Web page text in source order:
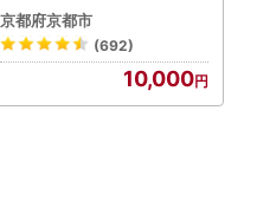
びトラベルポイント
京都府京都市
(692)
10,000